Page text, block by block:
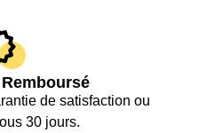
de satisfaction ou
30 jours.